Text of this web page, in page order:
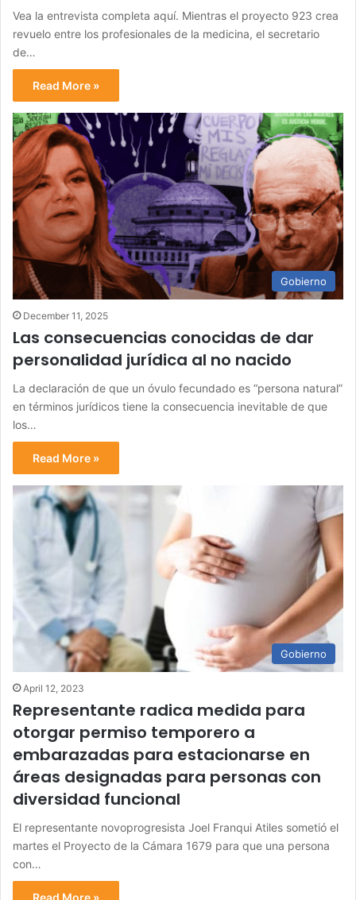
Vea la entrevista completa aquí. Mientras el proyecto 923 crea
revuelo entre los profesionales de la medicina, el secretario
de…
Read More »
Gobierno
December 11, 2025
Las consecuencias conocidas de dar
personalidad jurídica al no nacido
La declaración de que un óvulo fecundado es “persona natural”
en términos jurídicos tiene la consecuencia inevitable de que
los…
Read More »
Gobierno
April 12, 2023
Representante radica medida para
otorgar permiso temporero a
embarazadas para estacionarse en
áreas designadas para personas con
diversidad funcional
El representante novoprogresista Joel Franqui Atiles sometió el
martes el Proyecto de la Cámara 1679 para que una persona
con…
Read More »